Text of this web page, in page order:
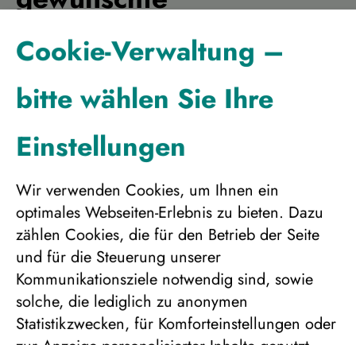
2.298 €
Einzelzimmer
3.075 €
Bitte wählen Sie die
Cookie-Verwaltung –
bitte wählen Sie Ihre
Einstellungen
Wir verwenden Cookies, um Ihnen ein
optimales Webseiten-Erlebnis zu bieten. Dazu
zählen Cookies, die für den Betrieb der Seite
und für die Steuerung unserer
Kommunikationsziele notwendig sind, sowie
solche, die lediglich zu anonymen
Statistikzwecken, für Komforteinstellungen oder